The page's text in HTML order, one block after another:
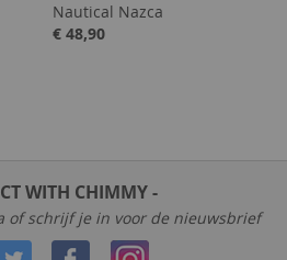
Nautical Nazca
€ 48,90
WITH CHIMMY -
of schrijf je in voor de nieuwsbrief